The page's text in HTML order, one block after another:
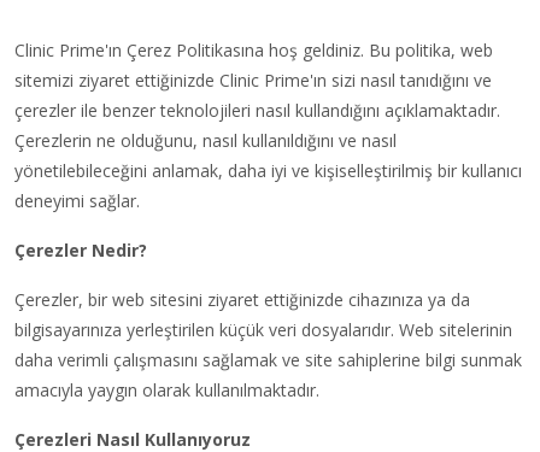
Clinic Prime'ın Çerez Politikasına hoş geldiniz. Bu politika, web
sitemizi ziyaret ettiğinizde Clinic Prime'ın sizi nasıl tanıdığını ve
çerezler ile benzer teknolojileri nasıl kullandığını açıklamaktadır.
Çerezlerin ne olduğunu, nasıl kullanıldığını ve nasıl
yönetilebileceğini anlamak, daha iyi ve kişiselleştirilmiş bir kullanıcı
deneyimi sağlar.
Çerezler Nedir?
Çerezler, bir web sitesini ziyaret ettiğinizde cihazınıza ya da
bilgisayarınıza yerleştirilen küçük veri dosyalarıdır. Web sitelerinin
daha verimli çalışmasını sağlamak ve site sahiplerine bilgi sunmak
amacıyla yaygın olarak kullanılmaktadır.
Çerezleri Nasıl Kullanıyoruz